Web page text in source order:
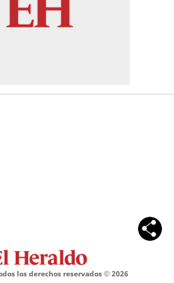
los derechos reservados ©2026